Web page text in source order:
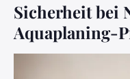
Sicherheit bei
Aquaplaning-